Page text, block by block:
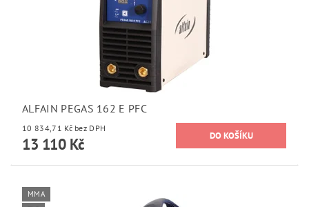
ALFAIN PEGAS 162 E PFC
10 834,71 Kč bez DPH
13 110 Kč
MMA